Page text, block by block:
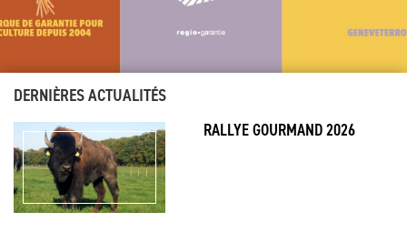
DERNIÈRES ACTUALITÉS
RALLYE GOURMAND 2026